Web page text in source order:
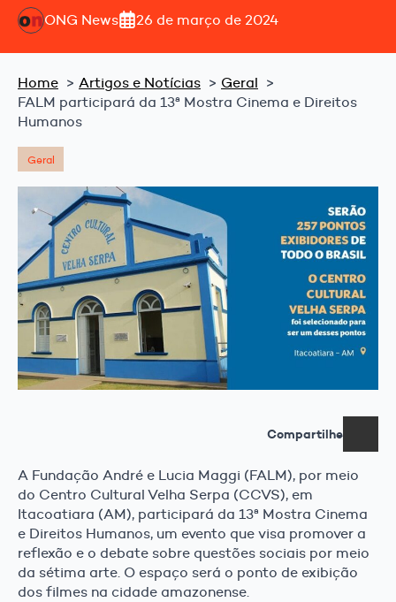
ONG News 26 de março de 2024
Home Artigos e Notícias
Geral
FALM participará da 13ª Mostra Cinema e Direitos
Humanos
Geral
Compartilhe
A Fundação André e Lucia Maggi (FALM), por meio
do Centro Cultural Velha Serpa (CCVS), em
Itacoatiara (AM), participará da 13ª Mostra Cinema
e Direitos Humanos, um evento que visa promover a
reflexão e o debate sobre questões sociais por meio
da sétima arte. O espaço será o ponto de exibição
dos filmes na cidade amazonense.